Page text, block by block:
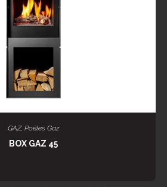
LIRE LA SUITE
GAZ, Poêles Gaz
BOX GAZ 45